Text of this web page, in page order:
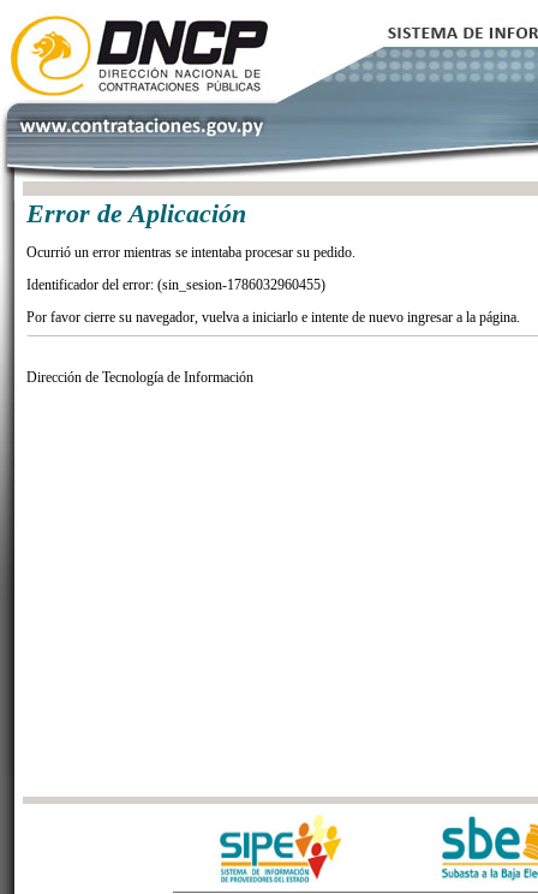
Error de Aplicación
Ocurrió un error mientras se intentaba procesar su pedido.
Identificador del error: (sin_sesion-1786032960455)
Por favor cierre su navegador, vuelva a iniciarlo e intente de nuevo ingresar a la página.
Dirección de Tecnología de Información